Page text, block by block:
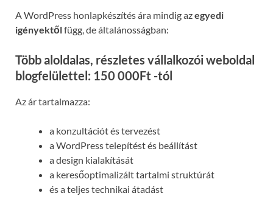
A WordPress honlapkészítés ára mindig azegyedi
igényektőlfügg, de általánosságban:
Több aloldalas, részletes vállalkozói weboldal
blogfelülettel: 150 000Ft -tól
Az ár tartalmazza:
a konzultációt és tervezést
a WordPress telepítést és beállítást
a design kialakítását
a keresőoptimalizált tartalmi struktúrát
és a teljes technikai átadást